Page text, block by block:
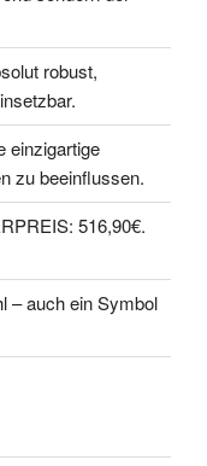
robust,
einzigartige
zu beeinflussen.
516,90€.
– auch ein Symbol